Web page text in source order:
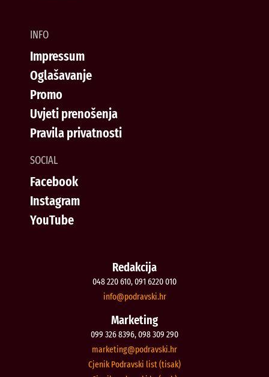
INFO
Impressum
Oglašavanje
Promo
Uvjeti prenošenja
Pravila privatnosti
SOCIAL
Facebook
Instagram
YouTube
Redakcija
048 220 610, 091 6220 010
rh.iksvardop
@ofni
Marketing
099 326 8396, 098 309 290
rh.iksvardop
@gnitekram
Cjenik Podravski list (tisak)